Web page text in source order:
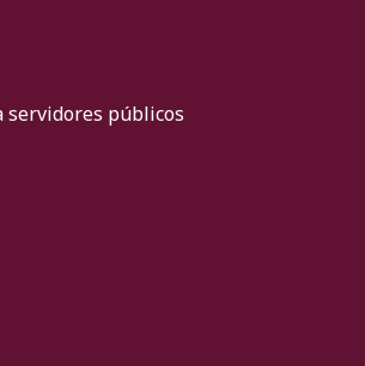
servidores públicos